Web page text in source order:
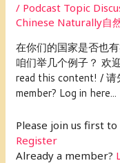
/ Podcast Topic
Chinese Naturally自
在你们的国家是否也
咱们举几个例子？ 欢
read this content! / 请
member? Log in here...
Please join us first to
Register
Already a member?